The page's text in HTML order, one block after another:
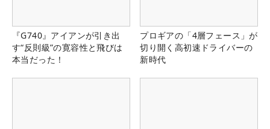
『G740』アイアンが引き出
す“反則級”の寛容性と飛びは
本当だった！
プロギアの「4層フェース」が
切り開く高初速ドライバーの
新時代